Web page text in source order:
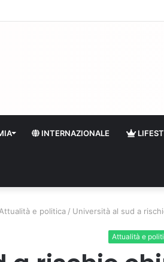
liquidità e riserve Fmi inutilizzabili: la crisi
INTERNAZIONALE
e politica / Università al sud a
Attualità e